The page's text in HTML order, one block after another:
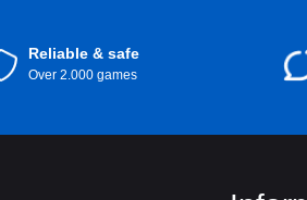
tylko Steam może zaoferować!
Reliable & safe
Over 2.000 games